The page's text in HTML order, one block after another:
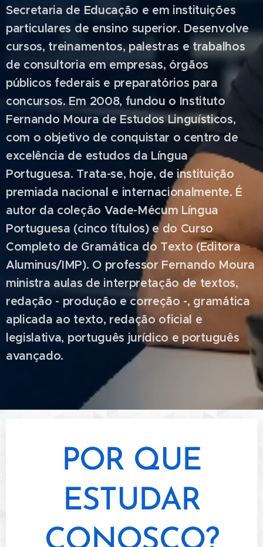
Secretaria de Educação e em instituições
particulares de ensino superior. Desenvolve
cursos, treinamentos, palestras e trabalhos
de consultoria em empresas, órgãos
públicos federais e preparatórios para
concursos. Em 2008, fundou o Instituto
Fernando Moura deEstudos Linguísticos,
com o objetivo de conquistar o centro de
excelência de estudos da Língua
Portuguesa. Trata-se, hoje, deinstituição
premiada nacional e internacionalmente. É
autor da coleção Vade-Mécum Língua
Portuguesa (cinco títulos) e do Curso
Completo de Gramática do Texto (Editora
Aluminus/IMP). O professor Fernando Moura
ministra aulas de interpretação de textos,
redação - produção e correção -, gramática
aplicada ao texto, redação oficial e
legislativa, português jurídico e português
avançado.
POR QUE
ESTUDAR